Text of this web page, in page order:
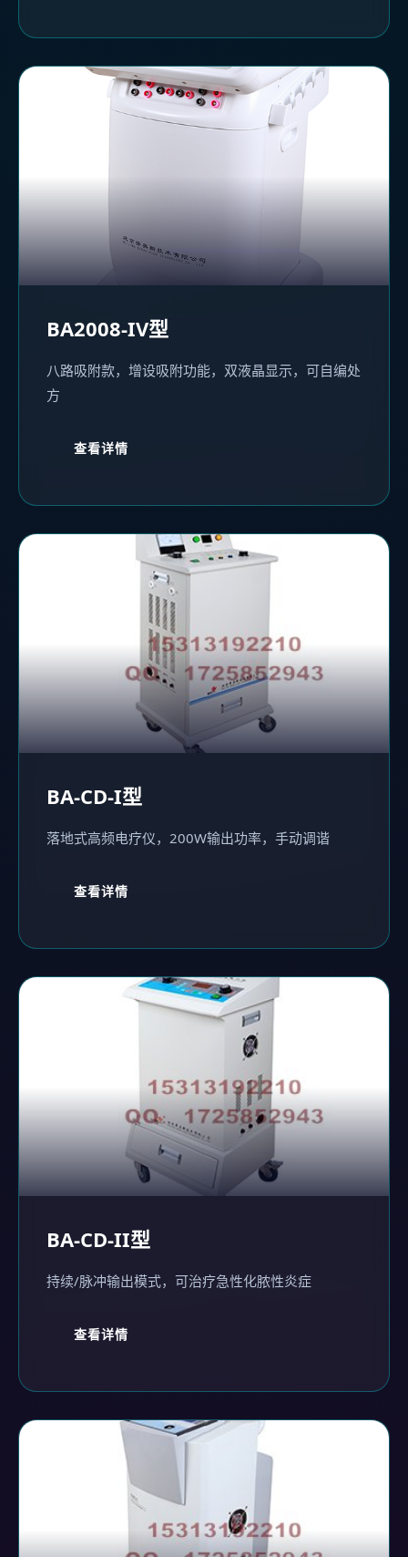
BA2008-IV型
八路吸附款，增设吸附功能，双液晶显示，可自编处
方
查看详情
BA-CD-I型
落地式高频电疗仪，200W输出功率，手动调谐
查看详情
BA-CD-II型
持续/脉冲输出模式，可治疗急性化脓性炎症
查看详情